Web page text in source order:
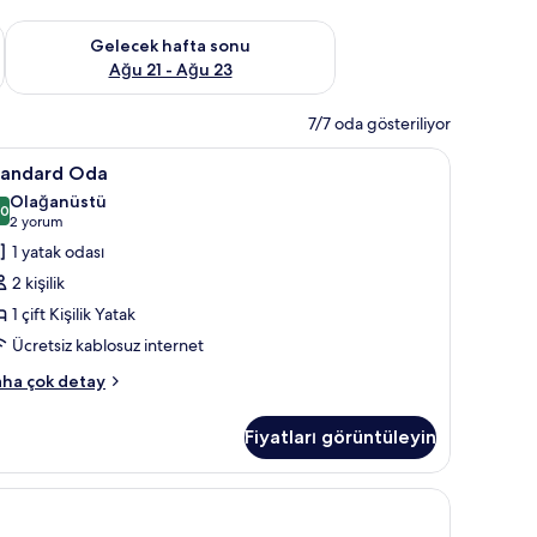
14 - Ağu 16
Gelecek hafta sonu
Ağu 21 - Ağu 23
Önümüzdeki hafta sonu için müsaitliği kontrol et Ağu 21 -
7/7 oda gösteriliyor
kablosuz İnternet Kaliteli yatak takımı, minibar, masa, ücretsiz
10 Oda
/ 10
Olağanüstü
2 yorum
(2
yorum)
1 yatak odası
2 kişilik
1 çift Kişilik Yatak
Ücretsiz kablosuz internet
çok detay
Fiyatları görüntüleyin